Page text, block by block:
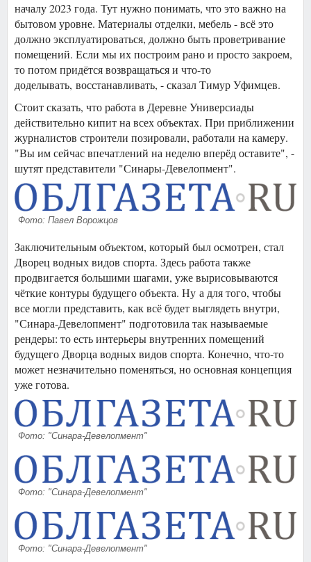
началу 2023 года. Тут нужно понимать, что это важно на
бытовом уровне. Материалы отделки, мебель - всё это
должно эксплуатироваться, должно быть проветривание
помещений. Если мы их построим рано и просто закроем,
то потом придётся возвращаться и что-то
доделывать, восстанавливать, - сказал Тимур Уфимцев.
Стоит сказать, что работа в Деревне Универсиады
действительно кипит на всех объектах. При приближении
журналистов строители позировали, работали на камеру.
"Вы им сейчас впечатлений на неделю вперёд оставите", -
шутят представители "Синары-Девелопмент".
Фото: Павел Ворожцов
Заключительным объектом, который был осмотрен, стал
Дворец водных видов спорта. Здесь работа также
продвигается большими шагами, уже вырисовываются
чёткие контуры будущего объекта. Ну а для того, чтобы
все могли представить, как всё будет выглядеть внутри,
"Синара-Девелопмент" подготовила так называемые
рендеры: то есть интерьеры внутренних помещений
будущего Дворца водных видов спорта. Конечно, что-то
может незначительно поменяться, но основная концепция
уже готова.
Фото: "Синара-Девелопмент"
Фото: "Синара-Девелопмент"
Фото: "Синара-Девелопмент"